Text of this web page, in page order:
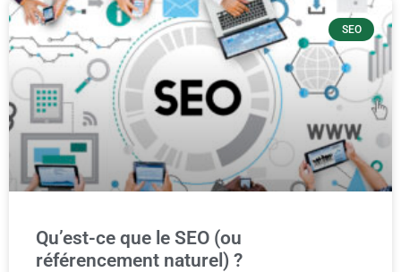
SEO
Qu’est-ce que le SEO (ou
référencement naturel) ?